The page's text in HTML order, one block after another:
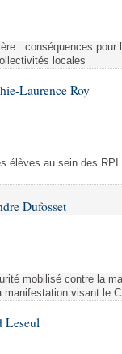
: conséquences
locales
Laurence Roy
élèves au sein des
Dufosset
mobilisé contre la
visant le
Leseul